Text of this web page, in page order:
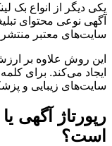
یکی دیگر از انواع بک
آگهی نوعی محتوای
سایت‌های معتبر
این روش علاوه بر
ایجاد می‌کند. برای
سایت‌های زیبایی و
رپورتاژ آگهی
است؟